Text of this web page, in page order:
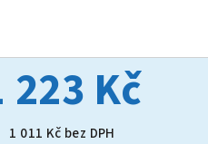
223 Kč
1 011 Kč bez DPH